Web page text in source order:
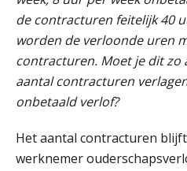
de contracturen feitelijk 40
worden de verloonde uren
contracturen. Moet je dit zo
aantal contracturen
onbetaald verlof?
Het aantal contracturen
werknemer